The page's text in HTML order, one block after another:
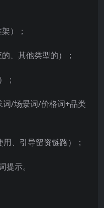
）；
、其他类型的）；
；
词/场景词/价格词+品类
、引导留资链路）；
示。